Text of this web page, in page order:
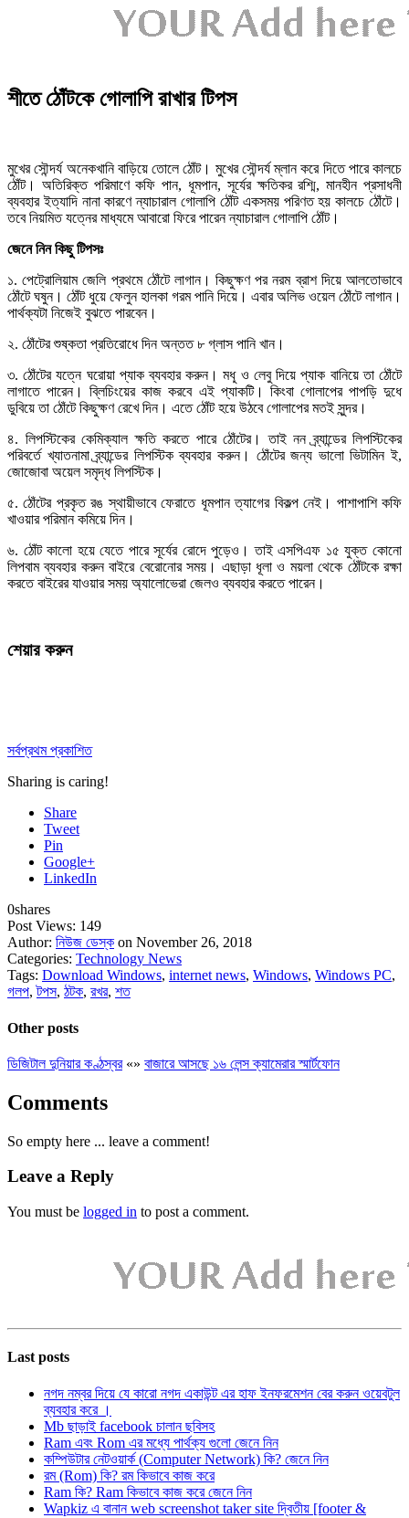
শীতে ঠোঁটকে গোলাপি রাখার টিপস
মুখের সৌন্দর্য অনেকখানি বাড়িয়ে তোলে ঠোঁট। মুখের সৌন্দর্য ম্লান করে দিতে পারে কালচে
ঠোঁট। অতিরিক্ত পরিমাণে কফি পান, ধূমপান, সূর্যের ক্ষতিকর রশ্মি, মানহীন প্রসাধনী
ব্যবহার ইত্যাদি নানা কারণে ন্যাচারাল গোলাপি ঠোঁট একসময় পরিণত হয় কালচে ঠোঁটে।
তবে নিয়মিত যত্নের মাধ্যমে আবারো ফিরে পারেন ন্যাচারাল গোলাপি ঠোঁট।
জেনে নিন কিছু টিপসঃ
১. পেট্রোলিয়াম জেলি প্রথমে ঠোঁটে লাগান। কিছুক্ষণ পর নরম ব্রাশ দিয়ে আলতোভাবে
ঠোঁটে ঘষুন। ঠোঁট ধুয়ে ফেলুন হালকা গরম পানি দিয়ে। এবার অলিভ ওয়েল ঠোঁটে লাগান।
পার্থক্যটা নিজেই বুঝতে পারবেন।
২. ঠোঁটের শুষ্কতা প্রতিরোধে দিন অন্তত ৮ গ্লাস পানি খান।
৩. ঠোঁটের যত্নে ঘরোয়া প্যাক ব্যবহার করুন। মধু ও লেবু দিয়ে প্যাক বানিয়ে তা ঠোঁটে
লাগাতে পারেন। ব্লিচিংয়ের কাজ করবে এই প্যাকটি। কিংবা গোলাপের পাপড়ি দুধে
ডুবিয়ে তা ঠোঁটে কিছুক্ষণ রেখে দিন। এতে ঠোঁট হয়ে উঠবে গোলাপের মতই সুন্দর।
৪. লিপস্টিকের কেমিক্যাল ক্ষতি করতে পারে ঠোঁটের। তাই নন ব্র্যান্ডের লিপস্টিকের
পরিবর্তে খ্যাতনামা ব্র্যান্ডের লিপস্টিক ব্যবহার করুন। ঠোঁটের জন্য ভালো ভিটামিন ই,
জোজোবা অয়েল সমৃদ্ধ লিপস্টিক।
৫. ঠোঁটের প্রকৃত রঙ স্থায়ীভাবে ফেরাতে ধূমপান ত্যাগের বিকল্প নেই। পাশাপাশি কফি
খাওয়ার পরিমান কমিয়ে দিন।
৬. ঠোঁট কালো হয়ে যেতে পারে সূর্যের রোদে পুড়েও। তাই এসপিএফ ১৫ যুক্ত কোনো
লিপবাম ব্যবহার করুন বাইরে বেরোনোর সময়। এছাড়া ধূলা ও ময়লা থেকে ঠোঁটকে রক্ষা
করতে বাইরের যাওয়ার সময় অ্যালোভেরা জেলও ব্যবহার করতে পারেন।
শেয়ার করুন
সর্বপ্রথম প্রকাশিত
Sharing is caring!
Share
Tweet
Pin
Google+
LinkedIn
0shares
Post Views: 149
Author: নিউজ ডেস্ক on November 26, 2018
Categories: Technology News
Tags: Download Windows, internet news, Windows, Windows PC,
গলপ,টপস, ঠটক, রখর, শত
Other posts
ডিজিটাল দুনিয়ার কণ্ঠস্বর«» বাজারে আসছে ১৬ লেন্স ক্যামেরার স্মার্টফোন
Comments
So empty here ... leave a comment!
Leave a Reply
You must be logged in to post a comment.
Last posts
নগদ নম্বর দিয়ে যে কারো নগদ একাউন্ট এর হাফ ইনফরমেশন বের করুন ওয়েবটুল
ব্যবহার করে ।
Mb ছাড়াই facebook চালান ছবিসহ
Ram এবং Rom এর মধ্যে পার্থক্য গুলো জেনে নিন
কম্পিউটার নেটওয়ার্ক (Computer Network) কি? জেনে নিন
রম (Rom) কি? রম কিভাবে কাজ করে
Ram কি? Ram কিভাবে কাজ করে জেনে নিন
Wapkiz এ বানান web screenshot taker site দ্বিতীয় [footer &